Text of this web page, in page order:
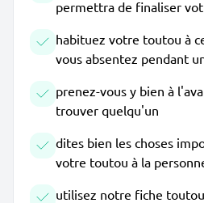
permettra de finaliser
habituez votre toutou à
vous absentez pendant
prenez-vous y bien à
trouver quelqu'un
dites bien les choses
votre toutou à la
utilisez notre fiche